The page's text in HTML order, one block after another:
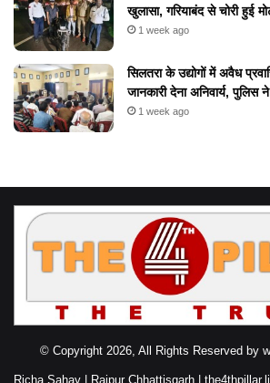
खुलासा, गरियाबंद से चोरी हुई
1 week ago
सिलतरा के उद्योगों में अवैध
जानकारी देना अनिवार्य, पुलिस
1 week ago
© Copyright 2026, All Rights Reserved by
Richa Sahay | Raipur Chhattisgarh |